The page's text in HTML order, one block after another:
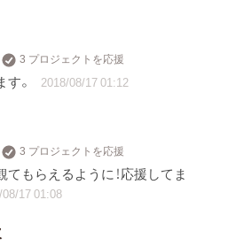
3 プロジェクトを応援
。 2018/08/17 01:12
3 プロジェクトを応援
てもらえるように！応援してま
17 01:08